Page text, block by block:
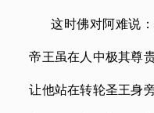
这时佛对阿难说
帝王虽在人中极其尊
让他站在转轮圣王身